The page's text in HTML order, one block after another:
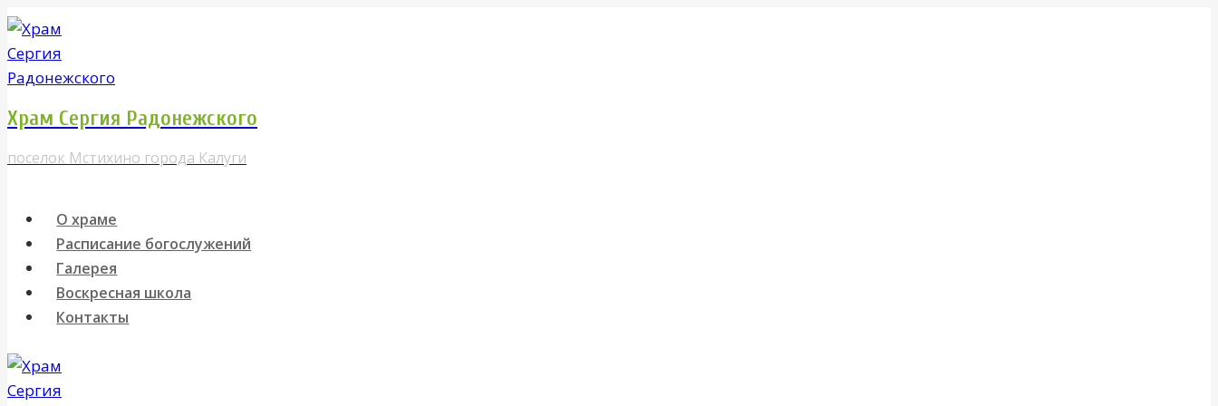
Перейти
к
содержимому
Храм Сергия Радонежского
поселок Мстихино города Калуги
О храме
Расписание богослужений
Галерея
Воскресная школа
Контакты